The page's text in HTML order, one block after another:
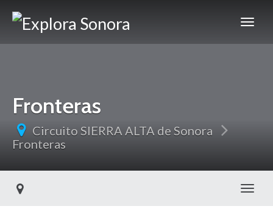
Fronteras
Circuito SIERRA ALTA de Sonora
Fronteras